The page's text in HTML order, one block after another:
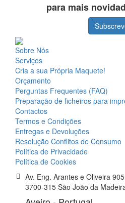
para mais
Sobre Nós
Serviços
Cria a sua Própria Maquete!
Orçamento
Perguntas Frequentes (FAQ)
Preparação de ficheiros para
Contactos
Termos e Condições
Entregas e Devoluções
Resolução Conflitos de Consumo
Política de Privacidade
Política de Cookies
Av. Eng. Arantes e Oliveira 905
3700-315 São João da